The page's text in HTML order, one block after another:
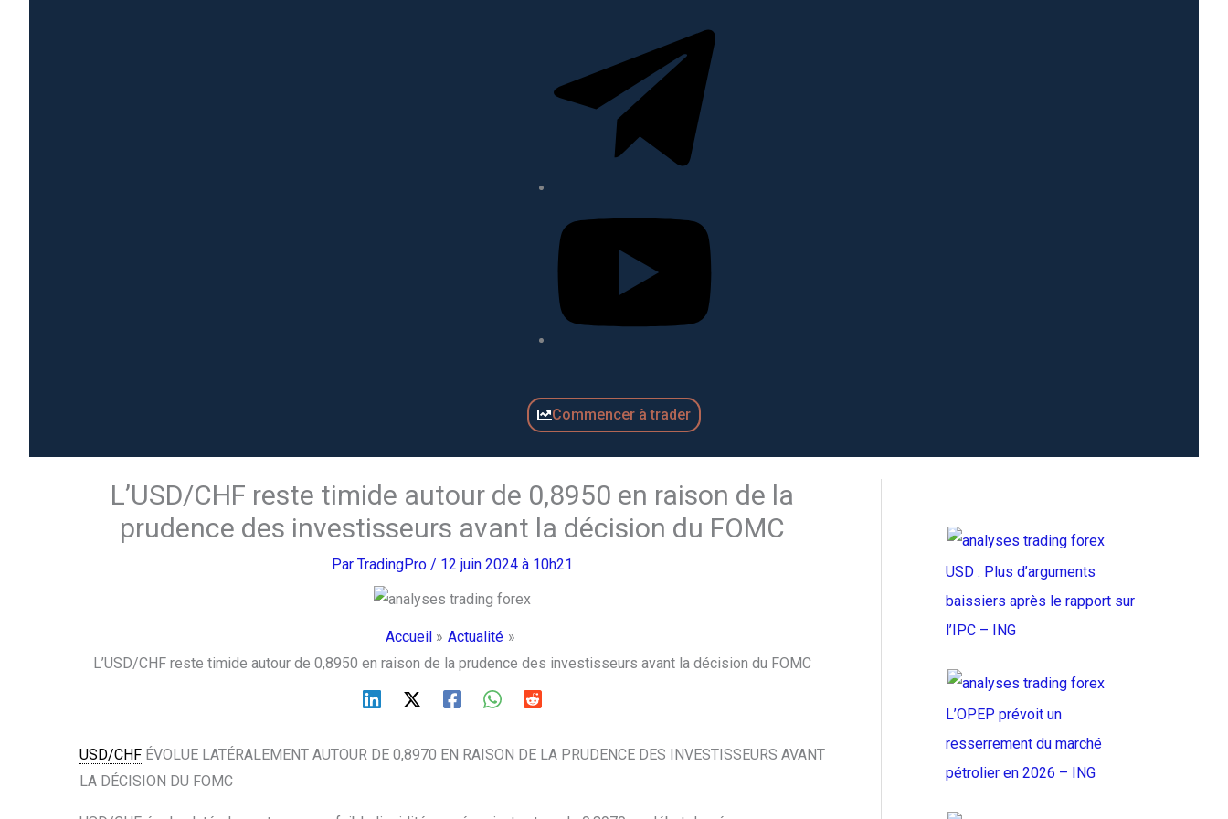
Commencer à trader
L’USD/CHF reste timide autour de 0,8950 en raison de la
prudence des investisseurs avant la décision du FOMC
ParTradingPro / 12 juin 2024 à 10h21
Accueil
Actualité
L’USD/CHF reste timide autour de 0,8950 en raison de la prudence des investisseurs avant la décision du FOMC
USD/CHF ÉVOLUE LATÉRALEMENT AUTOUR DE 0,8970 EN RAISON DE LA PRUDENCE DES INVESTISSEURS AVANT
LA DÉCISION DU FOMC
USD : Plus d’arguments
baissiers après le rapport sur
l’IPC – ING
L’OPEP prévoit un
resserrement du marché
pétrolier en 2026 – ING